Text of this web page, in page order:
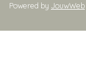
Powered by JouwWeb